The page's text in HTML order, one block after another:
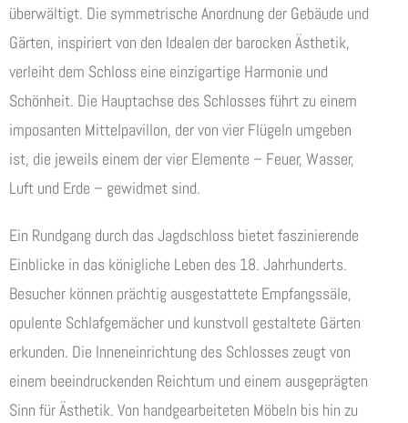
überwältigt. Die symmetrische Anordnung der Gebäude und
Gärten, inspiriert von den Idealen der barocken Ästhetik,
verleiht dem Schloss eine einzigartige Harmonie und
Schönheit. Die Hauptachse des Schlosses führt zu einem
imposanten Mittelpavillon, der von vier Flügeln umgeben
ist, die jeweils einem der vier Elemente – Feuer, Wasser,
Luft und Erde – gewidmet sind.
Ein Rundgang durch das Jagdschloss bietet faszinierende
Einblicke in das königliche Leben des 18. Jahrhunderts.
Besucher können prächtig ausgestattete Empfangssäle,
opulente Schlafgemächer und kunstvoll gestaltete Gärten
erkunden. Die Inneneinrichtung des Schlosses zeugt von
einem beeindruckenden Reichtum und einem ausgeprägten
Sinn für Ästhetik. Von handgearbeiteten Möbeln bis hin zu